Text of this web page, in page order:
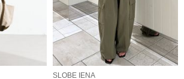
SLOBE IENA